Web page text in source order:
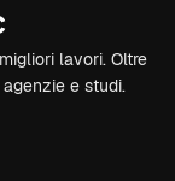
lavori. Oltre
e studi.